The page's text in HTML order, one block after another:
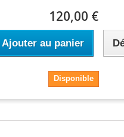
120,00 €
Ajouter au panier
Disponible